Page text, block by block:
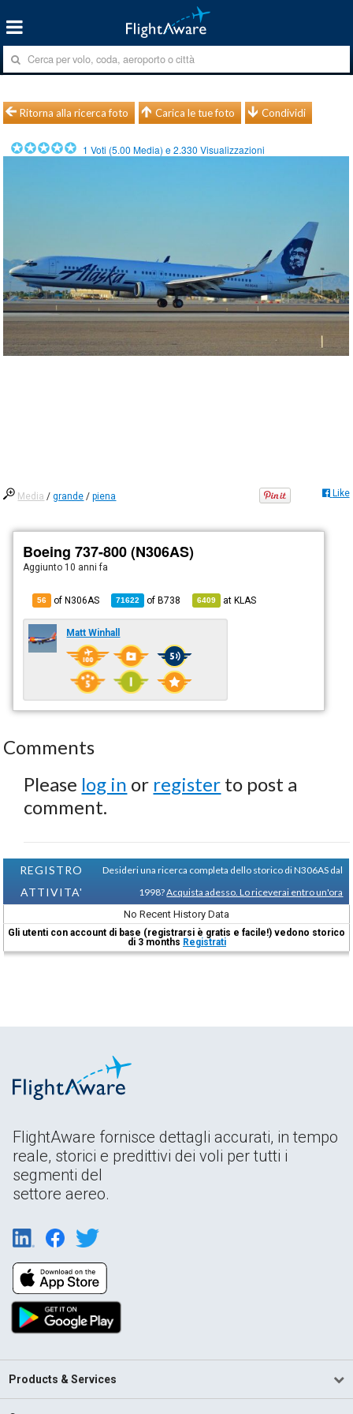
Ritorna alla ricerca foto Carica le tue foto Condividi
1 Voti (5.00 Media) e2.330 Visualizzazioni
Media /grande /piena Like
Boeing 737-800 (N306AS)
Aggiunto 10 anni fa
56 of N306AS 71622 ofB738 6409 atKLAS
Matt Winhall
Comments
Please log in or register to post a
comment.
REGISTRO
ATTIVITA'
Desideri una ricerca completa dello storico di N306AS dal
1998?Acquista adesso. Lo riceverai entro un'ora
No Recent History Data
Gli utenti con account di base (registrarsi è gratis e facile!) vedono storico
di 3 months Registrati
FlightAware fornisce dettagli accurati, in tempo
reale, storici e predittivi dei voli per tutti i
segmenti del
settore aereo.
Products & Services